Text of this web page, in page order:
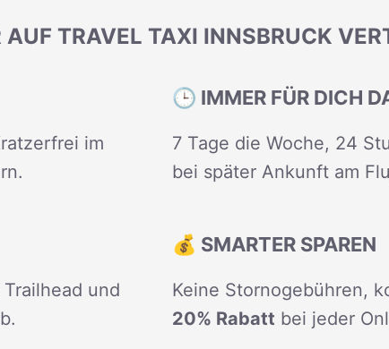
TRAVEL TAXI INNSBRUCK
im
und
🕒 IMMER FÜR DICH
7 Tage die Woche, 24
bei später Ankunft am
💰 SMARTER SPAREN
Keine Stornogebühren,
20% Rabatt bei jeder